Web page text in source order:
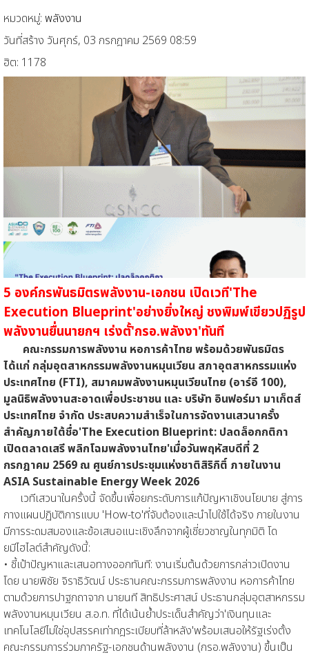
หมวดหมู่: พลังงาน
วันที่สร้าง วันศุกร์, 03 กรกฎาคม 2569 08:59
ฮิต: 1178
5 องค์กรพันธมิตรพลังงาน-เอกชน เปิดเวที'The
Execution Blueprint'อย่างยิ่งใหญ่ ชงพิมพ์เขียวปฏิรูป
พลังงานยื่นนายกฯ เร่งตั้'กรอ.พลังงา'ทันที
คณะกรรมการพลังงาน หอการค้าไทย พร้อมด้วยพันธมิตร
ได้แก่ กลุ่มอุตสาหกรรมพลังงานหมุนเวียน สภาอุตสาหกรรมแห่ง
ประเทศไทย (FTI), สมาคมพลังงานหมุนเวียนไทย (อาร์อี 100),
มูลนิธิพลังงานสะอาดเพื่อประชาชน และ บริษัท อินฟอร์มา มาเก็ตส์
ประเทศไทย จำกัด ประสบความสำเร็จในการจัดงานเสวนาครั้ง
สำคัญภายใต้ชื่อ'The Execution Blueprint: ปลดล็อกกติกา
เปิดตลาดเสรี พลิกโฉมพลังงานไทย'เมื่อวันพฤหัสบดีที่ 2
กรกฎาคม 2569 ณ ศูนย์การประชุมแห่งชาติสิริกิติ์ ภายในงาน
ASIA Sustainable Energy Week 2026
เวทีเสวนาในครั้งนี้ จัดขึ้นเพื่อยกระดับการแก้ปัญหาเชิงนโยบาย สู่การ
กางแผนปฏิบัติการแบบ 'How-to'ที่จับต้องและนำไปใช้ได้จริง ภายในงาน
มีการระดมสมองและข้อเสนอแนะเชิงลึกจากผู้เชี่ยวชาญในทุกมิติ โด
ยมีไฮไลต์สำคัญดังนี้:
• ชี้เป้าปัญหาและเสนอทางออกทันที: งานเริ่มต้นด้วยการกล่าวเปิดงาน
โดย นายพิชัย จิราธิวัฒน์ ประธานคณะกรรมการพลังงาน หอการค้าไทย
ตามด้วยการปาฐกถาจาก นายนที สิทธิประศาสน์ ประธานกลุ่มอุตสาหกรรม
พลังงานหมุนเวียน ส.อ.ท. ที่ได้เน้นย้ำประเด็นสำคัญว่า'เงินทุนและ
เทคโนโลยีไม่ใช่อุปสรรคเท่ากฎระเบียบที่ล้าหลัง'พร้อมเสนอให้รัฐเร่งตั้ง
คณะกรรมการร่วมภาครัฐ-เอกชนด้านพลังงาน (กรอ.พลังงาน) ขึ้นเป็น